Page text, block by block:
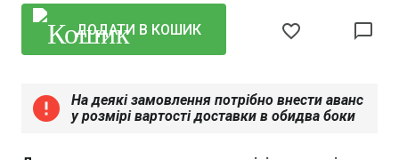
ДОДАТИ В КОШИК favorite_border chat_bubble_outline
error
На деякі замовлення потрібно внести аванс
у розмірі вартості доставки в обидва боки